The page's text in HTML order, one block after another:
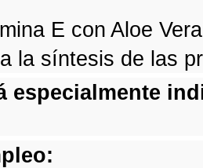
E con Aloe
la síntesis de las
especialmente